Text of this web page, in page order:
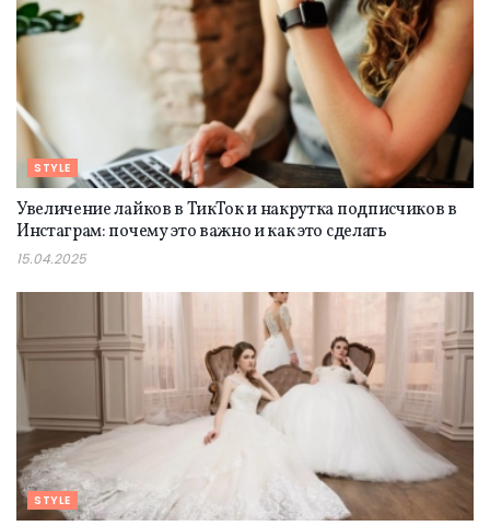
STYLE
Увеличение лайков в ТикТок и накрутка подписчиков в
Инстаграм: почему это важно и как это сделать
15.04.2025
STYLE